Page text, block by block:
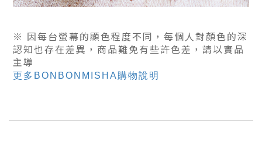
※ 因每台螢幕的顯色程度不同，每個人對顏色的深
認知也存在差異，商品難免有些許色差， 請以實品
主導
更多BONBONMISHA購物說明